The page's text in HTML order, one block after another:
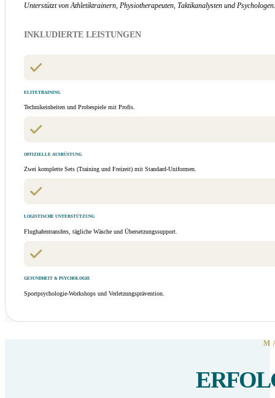
Unterstützt von Athletiktrainern, Physiotherapeuten, Taktikanalysten und Psychologen.
INKLUDIERTE LEISTUNGEN
ELITETRAINING
Technikeinheiten und Probespiele mit Profis.
OFFIZIELLE AUSRÜSTUNG
Zwei komplette Sets (Training und Freizeit) mit Standard-Uniformen.
LOGISTISCHE UNTERSTÜTZUNG
Flughafentransfers, tägliche Wäsche und Übersetzungssupport.
GESUNDHEIT & PSYCHOLOGIE
Sportpsychologie-Workshops und Verletzungsprävention.